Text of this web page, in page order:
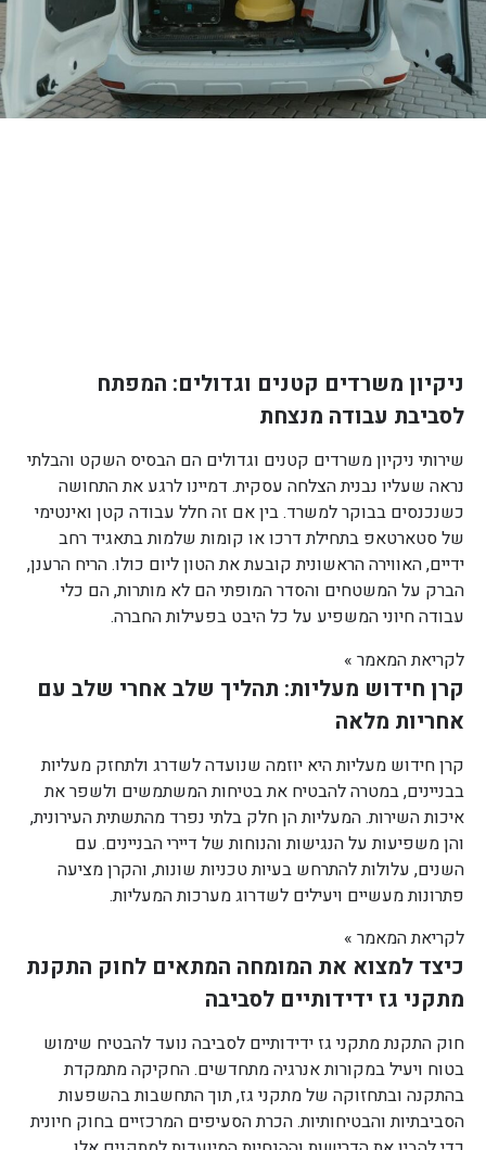
ניקיון משרדים קטנים וגדולים: המפתח
לסביבת עבודה מנצחת
שירותי ניקיון משרדים קטנים וגדולים הם הבסיס השקט והבלתי
נראה שעליו נבנית הצלחה עסקית. דמיינו לרגע את התחושה
כשנכנסים בבוקר למשרד. בין אם זה חלל עבודה קטן ואינטימי
של סטארטאפ בתחילת דרכו או קומות שלמות בתאגיד רחב
ידיים, האווירה הראשונית קובעת את הטון ליום כולו. הריח הרענן,
הברק על המשטחים והסדר המופתי הם לא מותרות, הם כלי
עבודה חיוני המשפיע על כל היבט בפעילות החברה.
לקריאת המאמר »
קרן חידוש מעליות: תהליך שלב אחרי שלב עם
אחריות מלאה
קרן חידוש מעליות היא יוזמה שנועדה לשדרג ולתחזק מעליות
בבניינים, במטרה להבטיח את בטיחות המשתמשים ולשפר את
איכות השירות. המעליות הן חלק בלתי נפרד מהתשתית העירונית,
והן משפיעות על הנגישות והנוחות של דיירי הבניינים. עם
השנים, עלולות להתרחש בעיות טכניות שונות, והקרן מציעה
פתרונות מעשיים ויעילים לשדרוג מערכות המעליות.
לקריאת המאמר »
כיצד למצוא את המומחה המתאים לחוק התקנת
מתקני גז ידידותיים לסביבה
חוק התקנת מתקני גז ידידותיים לסביבה נועד להבטיח שימוש
בטוח ויעיל במקורות אנרגיה מתחדשים. החקיקה מתמקדת
בהתקנה ובתחזוקה של מתקני גז, תוך התחשבות בהשפעות
הסביבתיות והבטיחותיות. הכרת הסעיפים המרכזיים בחוק חיונית